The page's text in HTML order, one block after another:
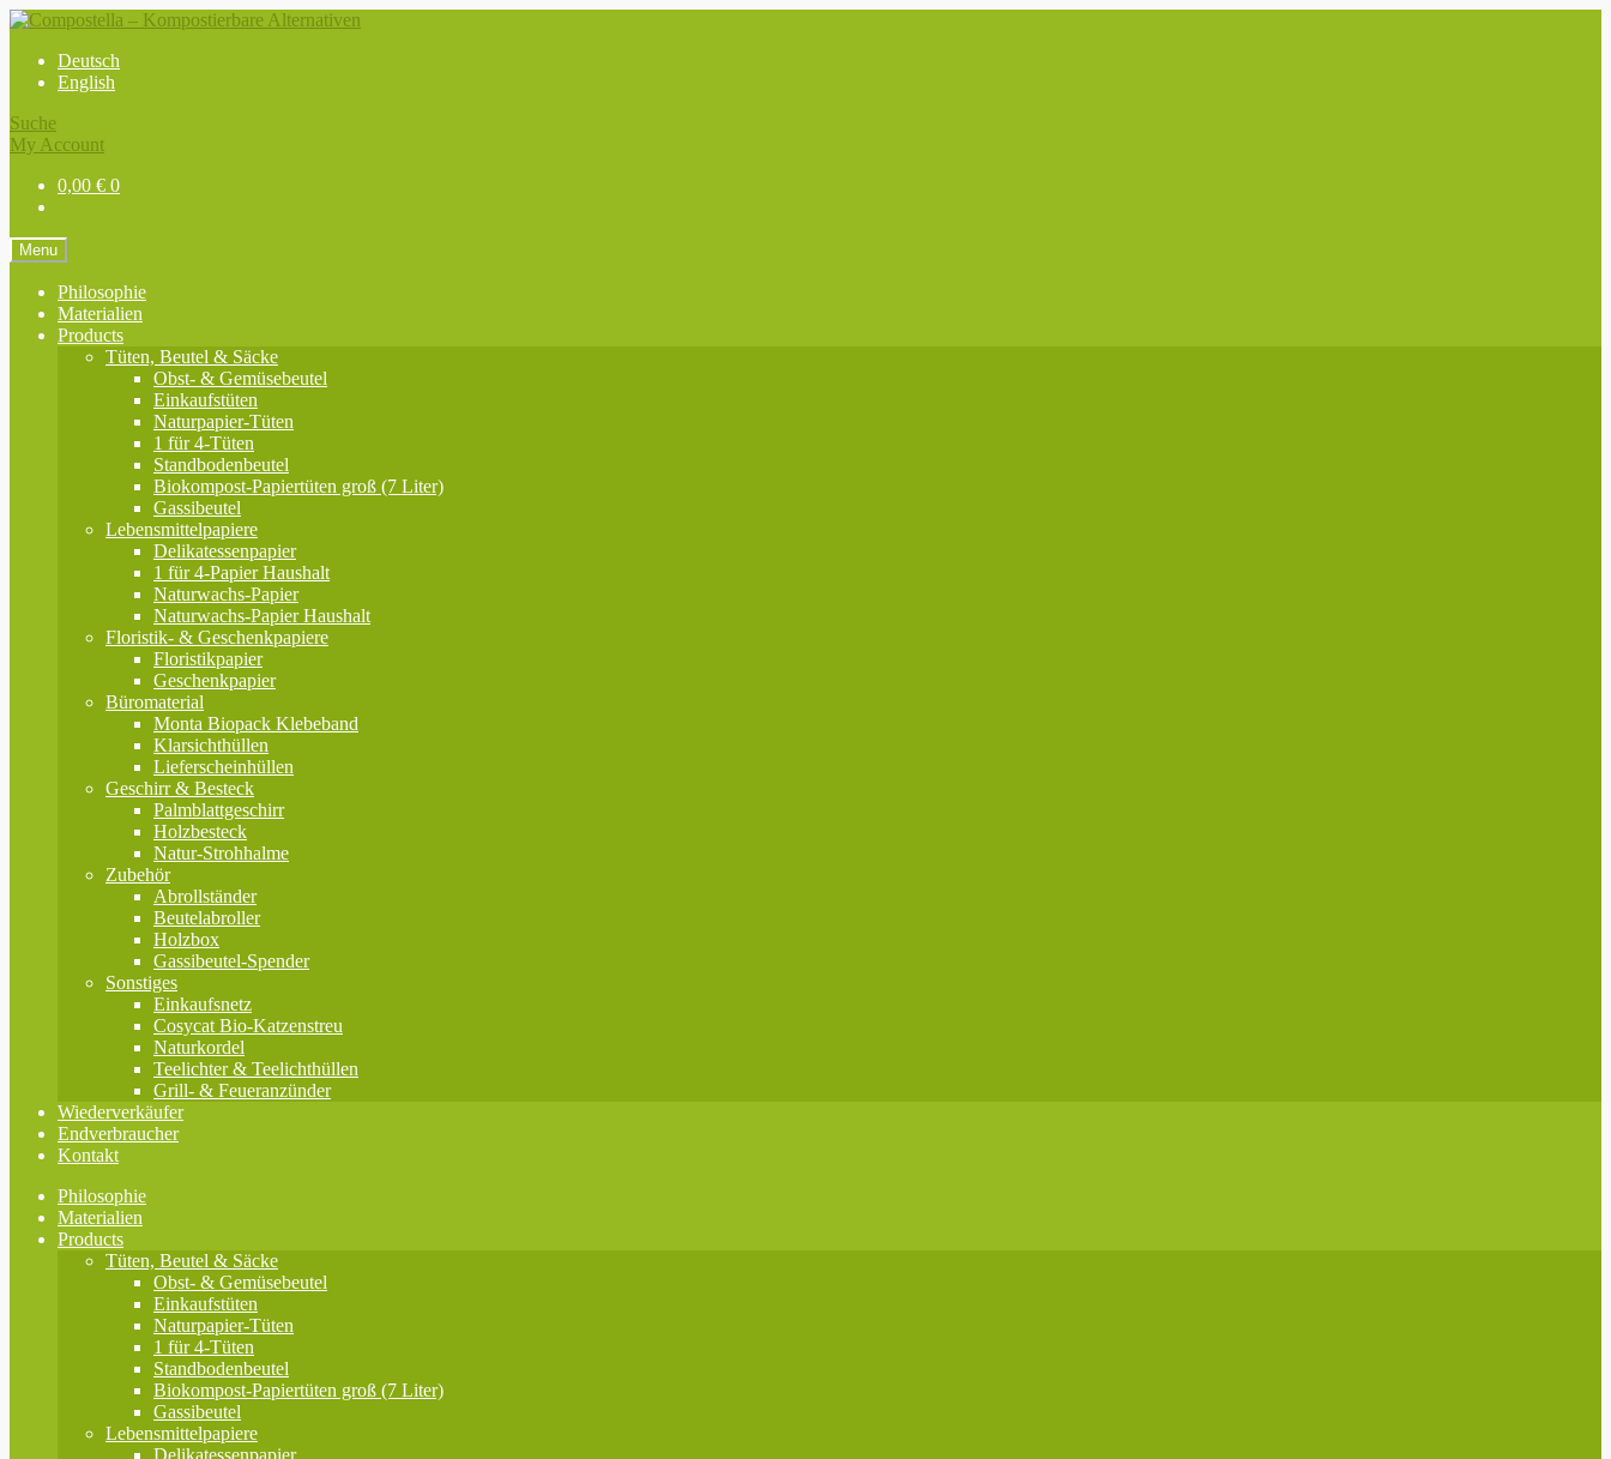
Skip
navigation
Skip
contentDeutsch
English
Suche
My Account
0,00 € 0
Menu
Philosophie
Materialien
Products
Tüten, Beutel & Säcke
Obst- & Gemüsebeutel
Einkaufstüten
Naturpapier-Tüten
1 für 4-Tüten
Standbodenbeutel
Biokompost-Papiertüten groß (7 Liter)
Gassibeutel
Lebensmittelpapiere
Delikatessenpapier
1 für 4-Papier Haushalt
Naturwachs-Papier
Naturwachs-Papier Haushalt
Floristik- & Geschenkpapiere
Floristikpapier
Geschenkpapier
Büromaterial
Monta Biopack Klebeband
Klarsichthüllen
Lieferscheinhüllen
Geschirr & Besteck
Palmblattgeschirr
Holzbesteck
Natur-Strohhalme
Zubehör
Abrollständer
Beutelabroller
Holzbox
Gassibeutel-Spender
Sonstiges
Einkaufsnetz
Cosycat Bio-Katzenstreu
Naturkordel
Teelichter & Teelichthüllen
Grill- & Feueranzünder
Wiederverkäufer
Endverbraucher
Kontakt
Philosophie
Materialien
Products
Tüten, Beutel & Säcke
Obst- & Gemüsebeutel
Einkaufstüten
Naturpapier-Tüten
1 für 4-Tüten
Standbodenbeutel
Biokompost-Papiertüten groß (7 Liter)
Gassibeutel
Lebensmittelpapiere
Delikatessenpapier